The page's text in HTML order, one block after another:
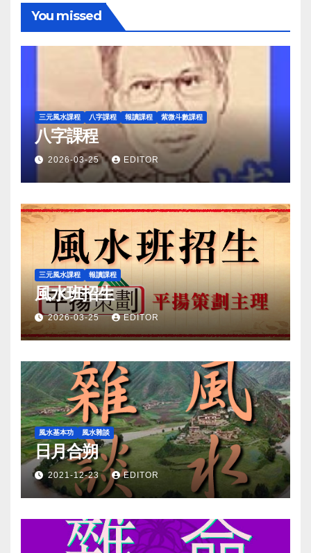
You missed
三元風水課程 八字課程 報讀課程 紫微斗數課程
八字課程
2026-03-25 EDITOR
三元風水課程 報讀課程
風水班招生
2026-03-25 EDITOR
風水基本功 風水雜談
日月合朔
2021-12-23 EDITOR